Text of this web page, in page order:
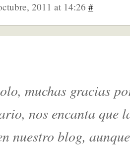
2011 at 14:26 #
muchas gracias
nos encanta que
nuestro blog,